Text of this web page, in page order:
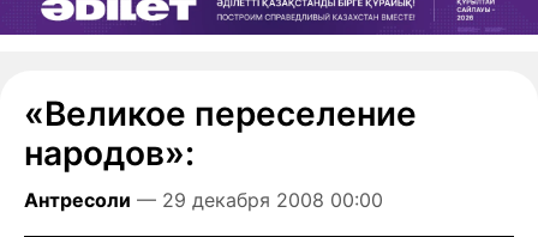
«Великое переселение
народов»:
Антресоли — 29 декабря 2008 00:00